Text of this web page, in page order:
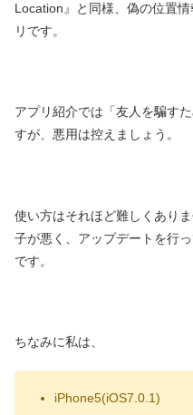
Location』と同様、偽の位置
リです。
アプリ紹介では「友人を騙す
すが、悪用は控えましょう。
使い方はそれほど難しくあり
子が悪く、アップデートを行
です。
ちなみに私は、
iPhone5(iOS7.0.1)